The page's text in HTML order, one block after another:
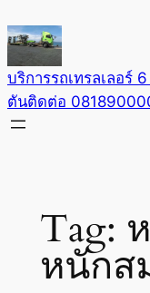
to
content
บริการรถเทรลเลอร์
ตันติดต่อ
Tag:
หนักส